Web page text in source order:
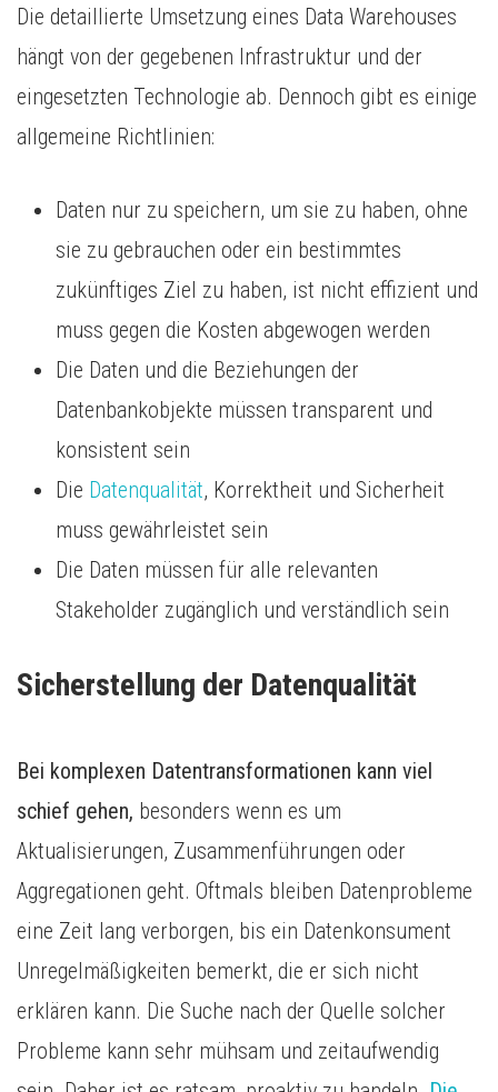
Die detaillierte Umsetzung eines Data Warehouses
hängt von der gegebenen Infrastruktur und der
eingesetzten Technologie ab. Dennoch gibt es einige
allgemeine Richtlinien:
Daten nur zu speichern, um sie zu haben, ohne
sie zu gebrauchen oder ein bestimmtes
zukünftiges Ziel zu haben, ist nicht effizient und
muss gegen die Kosten abgewogen werden
Die Daten und die Beziehungen der
Datenbankobjekte müssen transparent und
konsistent sein
Die Datenqualität, Korrektheit und Sicherheit
muss gewährleistet sein
Die Daten müssen für alle relevanten
Stakeholder zugänglich und verständlich sein
Sicherstellung der Datenqualität
Bei komplexen Datentransformationen kann viel
schief gehen, besonders wenn es um
Aktualisierungen, Zusammenführungen oder
Aggregationen geht. Oftmals bleiben Datenprobleme
eine Zeit lang verborgen, bis ein Datenkonsument
Unregelmäßigkeiten bemerkt, die er sich nicht
erklären kann. Die Suche nach der Quelle solcher
Probleme kann sehr mühsam und zeitaufwendig